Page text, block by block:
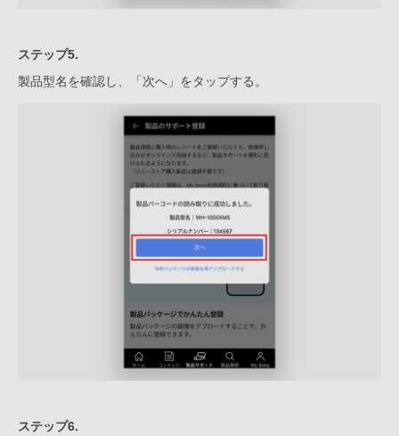
ステップ5.
製品型名を確認し、「次へ」をタップする。
ステップ6.